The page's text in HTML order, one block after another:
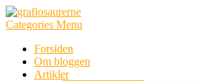
Categories Menu
Forsiden
Om bloggen
Artikler